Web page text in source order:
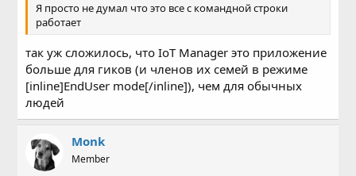
Я просто не думал что это все с командной строки
работает
так уж сложилось, что IoT Manager это приложение
больше для гиков (и членов их семей в режиме
[inline]EndUser mode[/inline]), чем для обычных
людей
Mоnk
Member